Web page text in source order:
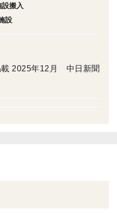
お知らせください。
を発送いたします。
搬入
設
2025年12月 中日新聞